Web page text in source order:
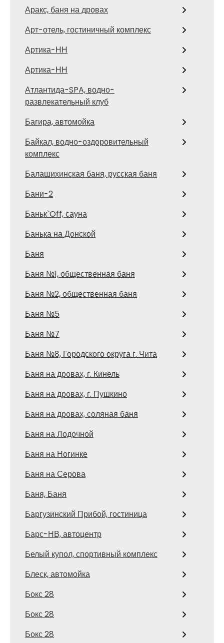
Аракс, баня на дровах
Арт-отель, гостиничный комплекс
Артика-НН
Артика-НН
Атлантида-SPA, водно-
развлекательный клуб
Багира, автомойка
Байкал, водно-оздоровительный
комплекс
Балашихинская баня, русская баня
Бани-2
Баньк`Off, сауна
Банька на Донской
Баня
Баня №1, общественная баня
Баня №2, общественная баня
Баня №5
Баня №7
Баня №8, Городского округа г. Чита
Баня на дровах, г. Кинель
Баня на дровах, г. Пушкино
Баня на дровах, соляная баня
Баня на Лодочной
Баня на Ногинке
Баня на Серова
Баня, Баня
Баргузинский Прибой, гостиница
Барс-НВ, автоцентр
Белый купол, спортивный комплекс
Блеск, автомойка
Бокс 28
Бокс 28
Бокс 28